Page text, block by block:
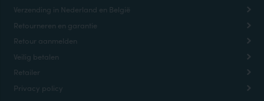
Verzending in Nederland en België
Retourneren en garantie
Retour aanmelden
Veilig betalen
Retailer
Privacy policy